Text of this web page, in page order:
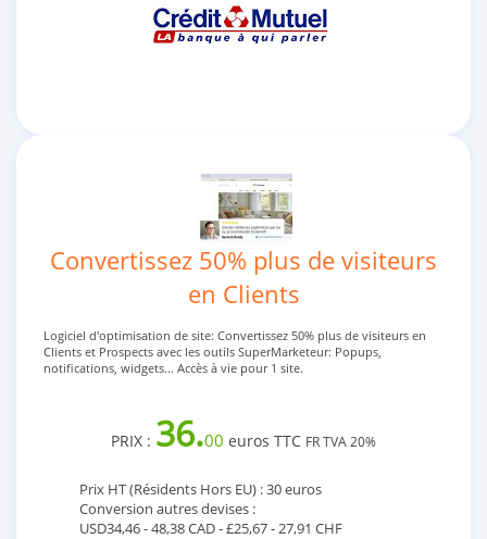
Convertissez 50% plus de visiteurs
en Clients
Logiciel d'optimisation de site: Convertissez 50% plus de visiteurs en
Clients et Prospects avec les outils SuperMarketeur: Popups,
notifications, widgets... Accès à vie pour 1 site.
PRIX : 36.00 euros TTC FR TVA 20%
Prix HT (Résidents Hors EU) : 30 euros
Conversion autres devises :
USD34,46 - 48,38 CAD - £25,67 - 27,91 CHF